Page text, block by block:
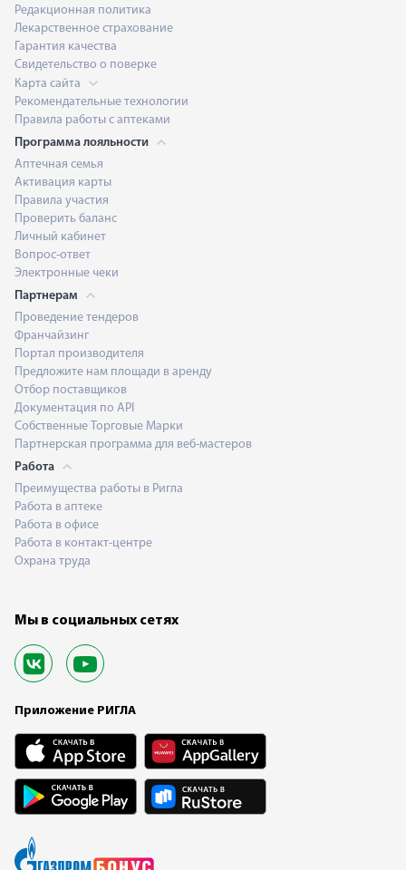
Редакционная политика
Лекарственное страхование
Гарантия качества
Свидетельство о поверке
Карта сайта
Рекомендательные технологии
Правила работы с аптеками
Программа лояльности
Аптечная семья
Активация карты
Правила участия
Проверить баланс
Личный кабинет
Вопрос-ответ
Электронные чеки
Партнерам
Проведение тендеров
Франчайзинг
Портал производителя
Предложите нам площади в аренду
Отбор поставщиков
Документация по API
Собственные Торговые Марки
Партнерская программа для веб-мастеров
Работа
Преимущества работы в Ригла
Работа в аптеке
Работа в офисе
Работа в контакт-центре
Охрана труда
Мы в социальных сетях
Приложение РИГЛА